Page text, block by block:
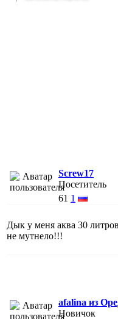
Screw17
Посетитель
61 1
Дык у меня аква 30
не мутнело!!!
afalina из
Новичок